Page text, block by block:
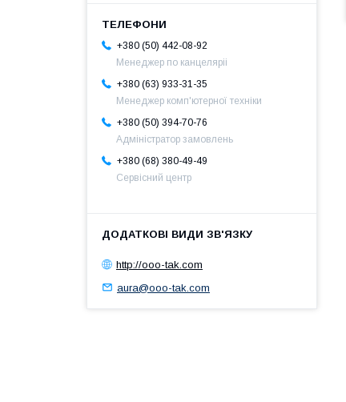
+380 (50) 442-08-92
Менеджер по канцеляріі
+380 (63) 933-31-35
Менеджер комп'ютерної техніки
+380 (50) 394-70-76
Адміністратор замовлень
+380 (68) 380-49-49
Сервісний центр
http://ooo-tak.com
aura@ooo-tak.com